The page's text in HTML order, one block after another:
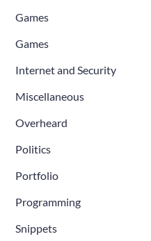
Games
Games
Internet and Security
Miscellaneous
Overheard
Politics
Portfolio
Programming
Snippets